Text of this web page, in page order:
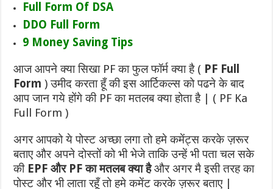
Full Form Of DSA
DDO Full Form
9 Money Saving Tips
आज आपने क्या सिखा PF का फुल फॉर्म क्या है ( PF Full
Form ) उमीद करता हूँ की इस आर्टिकल्स को पढने के बाद
आप जान गये होंगे की PF का मतलब क्या होता है | ( PF Ka
Full Form )
अगर आपको ये पोस्ट अच्छा लगा तो हमे कमेंट्स करके ज़रूर
बताएऔर अपने दोस्तों को भी भेजे ताकि उन्हें भी पता चल सके
की EPF और PF का मतलब क्या हैऔर अगर मै इसी तरह का
पोस्ट और भी लाता रहूँ तो हमे कमेंट करके ज़रूर बताए |